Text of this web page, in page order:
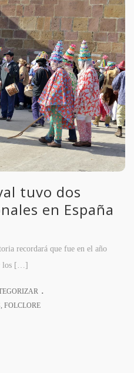
tuvo dos
en España
recordará que fue en el año
los […]
.
FOLCLORE